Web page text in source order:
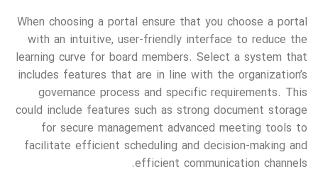
When choosing a portal ensure that you choose a portal
with an intuitive, user-friendly interface to reduce the
learning curve for board members. Select a system that
includes features that are in line with the organization’s
governance process and specific requirements. This
could include features such as strong document storage
for secure management advanced meeting tools to
facilitate efficient scheduling and decision-making and
efficient communication channels.